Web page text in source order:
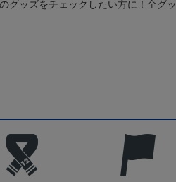
グッズをチェックしたい方に！全グッ